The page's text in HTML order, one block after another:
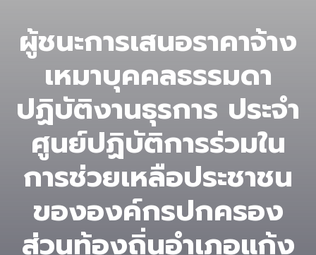
ผู้ชนะการเสนอราคาจ้าง
เหมาบุคคลธรรมดา
ปฏิบัติงานธุรการ ประจำ
ศูนย์ปฏิบัติการร่วมใน
การช่วยเหลือประชาชน
ขององค์กรปกครอง
ส่วนท้องถิ่นอำเภอแก้ง